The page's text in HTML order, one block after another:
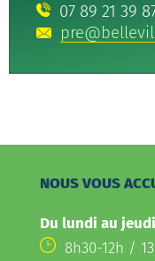
07 89 21 39
NOUS VOUS
Du lundi au
8h30-12h /